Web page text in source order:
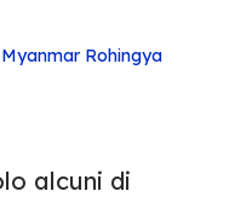
Myanmar Rohingya
alcuni di